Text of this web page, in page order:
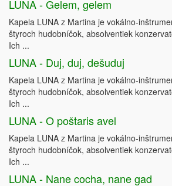
LUNA - Gelem, gelem
Kapela LUNA z Martina je vokálno-
štyroch hudobníčok, absolventiek
Ich ...
LUNA - Duj, duj, dešuduj
Kapela LUNA z Martina je vokálno-
štyroch hudobníčok, absolventiek
Ich ...
LUNA - O poštaris avel
Kapela LUNA z Martina je vokálno-
štyroch hudobníčok, absolventiek
Ich ...
LUNA - Nane cocha, nane gad